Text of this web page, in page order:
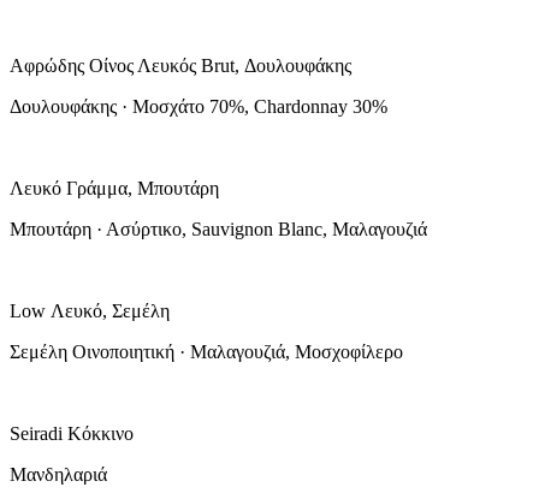
Αφρώδης Οίνος Λευκός Brut, Δουλουφάκης
Δουλουφάκης · Μοσχάτο 70%, Chardonnay 30%
Λευκό Γράμμα, Μπουτάρη
Μπουτάρη · Ασύρτικο, Sauvignon Blanc, Μαλαγουζιά
Low Λευκό, Σεμέλη
Σεμέλη Οινοποιητική · Μαλαγουζιά, Μοσχοφίλερο
Seiradi Κόκκινο
Μανδηλαριά